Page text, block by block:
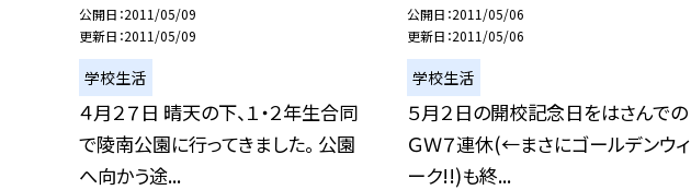
公開日 2011/05/09
更新日 2011/05/09
学校生活
４月２７日 晴天の下、１・２年生合同
で陵南公園に行ってきました。 公園
へ向かう途...
公開日 2011/05/06
更新日 2011/05/06
学校生活
５月２日の開校記念日をはさんでの
ＧＷ７連休(←まさにゴールデンウィ
ーク!!)も終...